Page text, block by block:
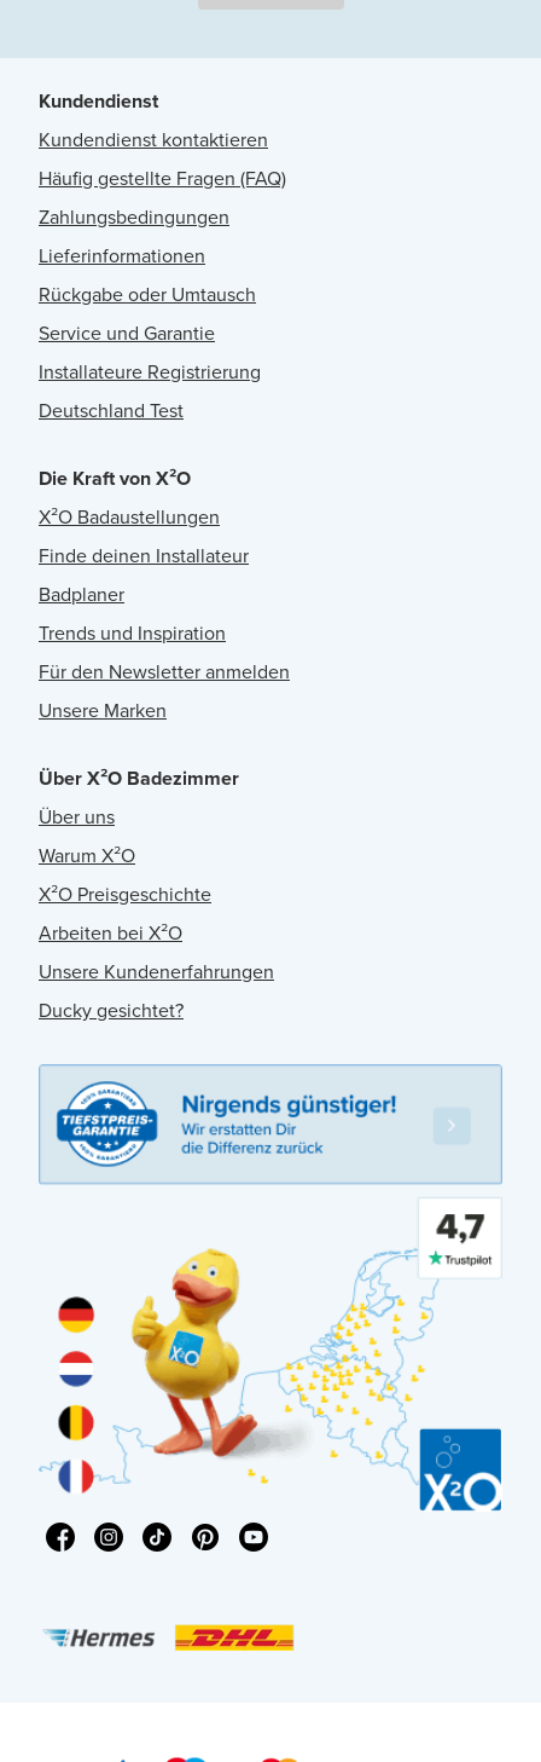
Kundendienst
Kundendienst kontaktieren
Häufig gestellte Fragen (FAQ)
Zahlungsbedingungen
Lieferinformationen
Rückgabe oder Umtausch
Service und Garantie
Installateure Registrierung
Deutschland Test
Die Kraft von X²O
X²O Badaustellungen
Finde deinen Installateur
Badplaner
Trends und Inspiration
Für den Newsletter anmelden
Unsere Marken
Über X²O Badezimmer
Über uns
Warum X²O
X²O Preisgeschichte
Arbeiten bei X²O
Unsere Kundenerfahrungen
Ducky gesichtet?